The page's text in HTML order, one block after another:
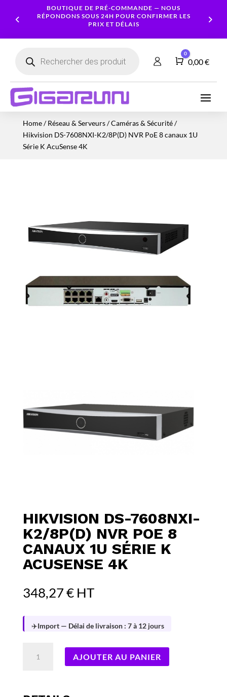
BOUTIQUE DE PRÉ-COMMANDE — NOUS
RÉPONDONS SOUS 24H POUR CONFIRMER LES
PRIX ET DÉLAIS
produits
Panier
0
0,00€
Home/Réseau & Serveurs/Caméras & Sécurité/
Hikvision DS-7608NXI-K2/8P(D) NVR PoE 8 canaux 1U
Série K AcuSense 4K
HIKVISION DS-7608NXI-
K2/8P(D) NVR POE 8
CANAUX 1U SÉRIE K
ACUSENSE 4K
348,27€ HT
✈️Import — Délai de livraison : 7 à 12 jours
7608NXI-
AJOUTER AU PANIER
Ordinateurs
Portables
Ordinateurs
Processeur
Graphique
Mémoire
mères
Ecrans
Imprimantes
Serveur
NAS
Caméras
SmartphonesLogiciels